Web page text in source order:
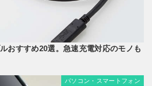
おすすめ20選。急速充電対応のモノも
パソコン・スマートフォン